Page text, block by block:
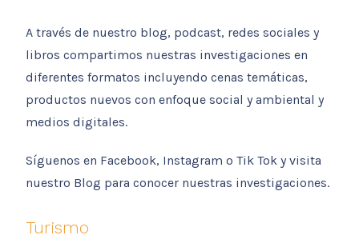
A través de nuestro blog, podcast, redes sociales y
libros compartimos nuestras investigaciones en
diferentes formatos incluyendo cenas temáticas,
productos nuevos con enfoque social y ambiental y
medios digitales.
Síguenos en Facebook, Instagram o Tik Tok y visita
nuestro Blog para conocer nuestras investigaciones.
Turismo